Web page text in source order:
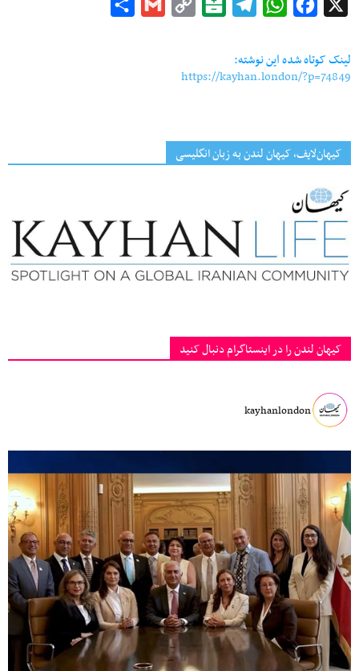
Facebook
WhatsApp
Telegram
Balatarin
Copy
Gmail
لینک کوتاه شده این نوشته:
https://kayhan.london/?p=74849
کیهان‌لایف، کیهان لندن به زبان انگلیسی
کیهان لندن را در اینستاگرام دنبال کنید
kayhanlondon